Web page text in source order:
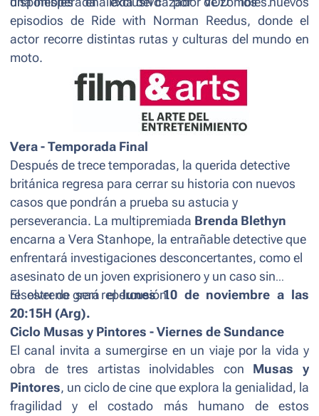
episodios de Ride with Norman Reedus, donde el
actor recorre distintas rutas y culturas del mundo en
moto.
Vera - Temporada Final
Después de trece temporadas, la querida detective
británica regresa para cerrar su historia con nuevos
casos que pondrán a prueba su astucia y
perseverancia. La multipremiada Brenda Blethyn
encarna a Vera Stanhope, la entrañable detective que
enfrentará investigaciones desconcertantes, como el
asesinato de un joven exprisionero y un caso sin
resolver de gran repercusión.
El estreno será ellunes 10 de noviembre a las
20:15H (Arg).
Ciclo Musas y Pintores - Viernes de Sundance
El canal invita a sumergirse en un viaje por la vida y
obra de tres artistas inolvidables con Musas y
Pintores, un ciclo de cine que explora la genialidad, la
fragilidad y el costado más humano de estos